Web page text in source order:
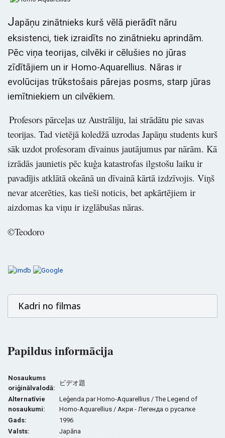
Japāņu zinātnieks kurš vēlā pierādīt nāru
eksistenci, tiek izraidīts no zinātnieku aprindām.
Pēc viņa teorijas, cilvēki ir cēlušies no jūras
zīdītājiem un ir Homo-Aquarellius. Nāras ir
evolūcijas trūkstošais pārejas posms, starp jūras
iemītniekiem un cilvēkiem.
Profesors pārceļas uz Austrāliju, lai strādātu pie savas
teorijas. Tad vietējā koledžā uzrodas Japāņu students kurš
sāk uzdot profesoram dīvainus jautājumus par nārām. Kā
izrādās jaunietis pēc kuģa katastrofas ilgstošu laiku ir
pavadījis atklātā okeānā un dīvainā kārtā izdzīvojis. Viņš
nevar atcerēties, kas tieši noticis, bet apkārtējiem ir
aizdomas ka viņu ir izglābušas nāras.
©Teodoro
Kadri no filmas
Papildus informācija
Nosaukums
oriģinālvalodā:
ビデオ題
Alternatīvie
nosaukumi:
Leģenda par Homo-Aquarellius / The Legend of
Homo-Aquarellius / Акри - Легенда о русалке
Gads:
1996
Valsts:
Japāna